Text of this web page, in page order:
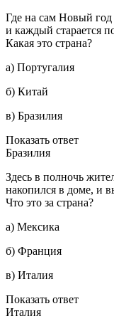
Где на сам Новый
и каждый старается
Какая это страна?
а) Португалия
б) Китай
в) Бразилия
Показать ответ
Бразилия
Здесь в полночь
накопился в доме, и
Что это за страна?
а) Мексика
б) Франция
в) Италия
Показать ответ
Италия